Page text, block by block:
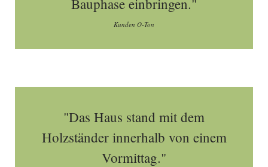
Bauphase einbringen."
Kunden O-Ton
"Das Haus stand mit dem
Holzständer innerhalb von einem
Vormittag."